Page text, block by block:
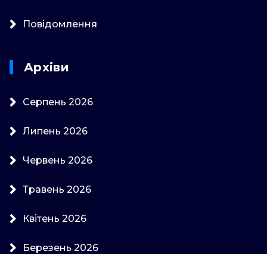
Повідомлення
Архіви
Серпень 2026
Липень 2026
Червень 2026
Травень 2026
Квітень 2026
Березень 2026